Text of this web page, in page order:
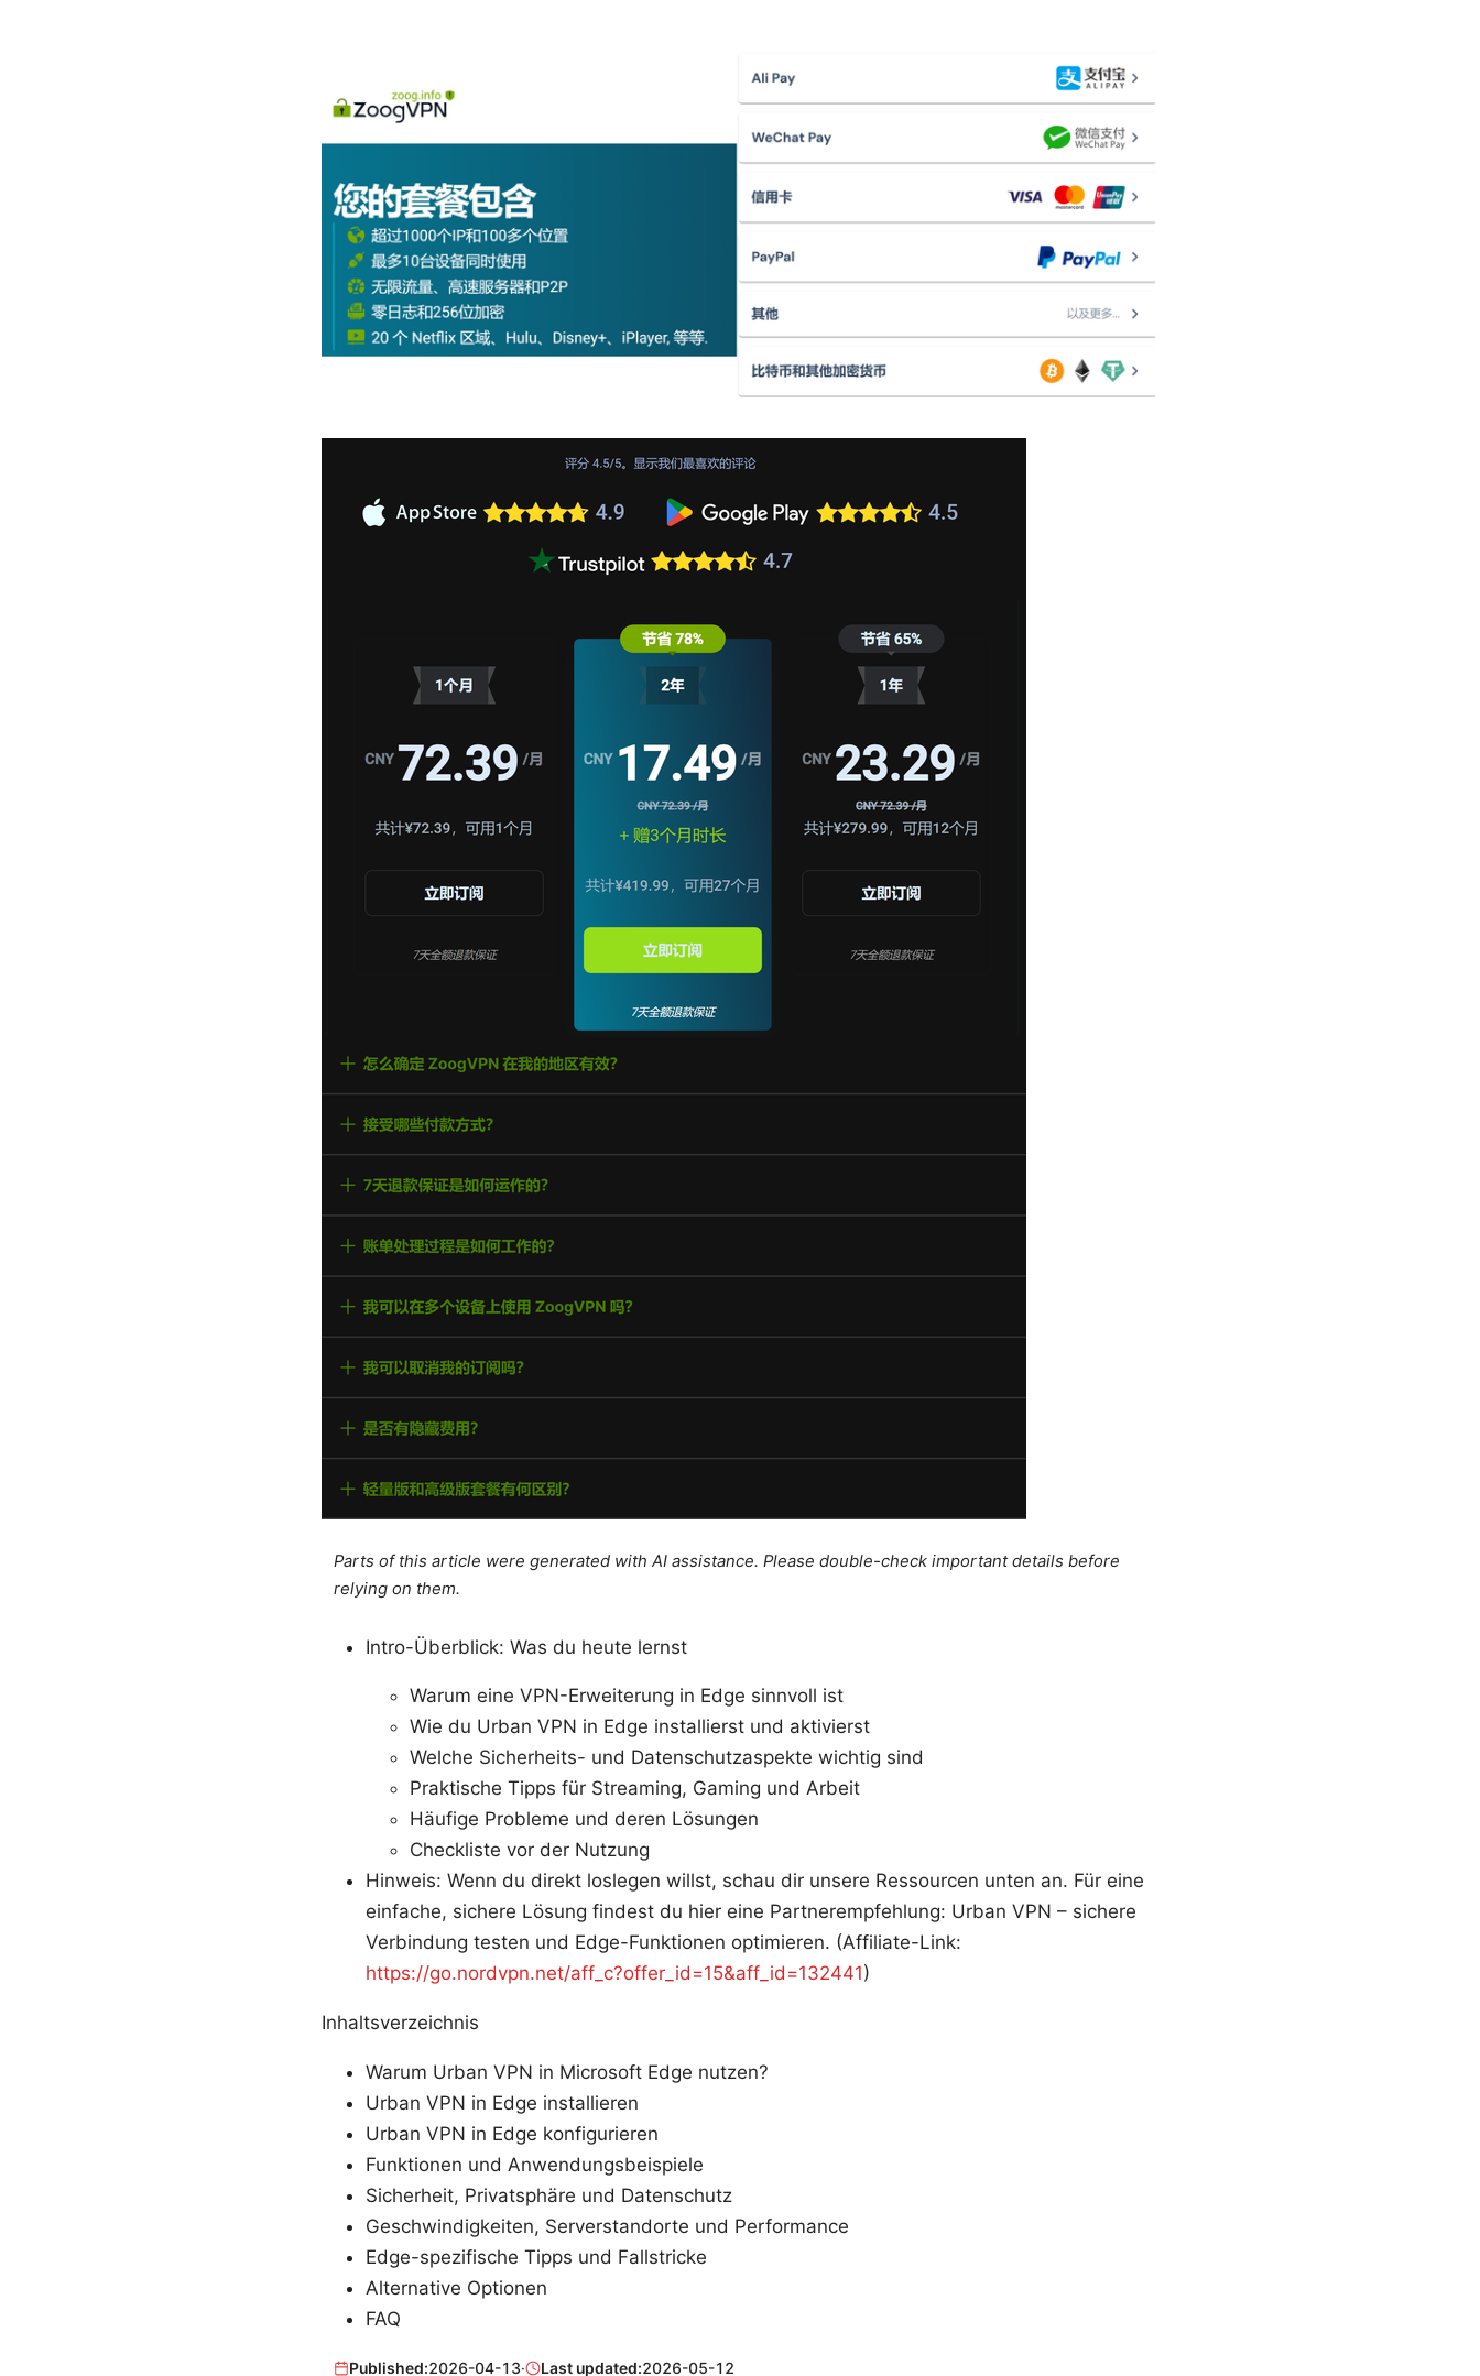
Parts of this article were generated with AI assistance. Please double-check important details before
relying on them.
Intro-Überblick: Was du heute lernst
Warum eine VPN-Erweiterung in Edge sinnvoll ist
Wie du Urban VPN in Edge installierst und aktivierst
Welche Sicherheits- und Datenschutzaspekte wichtig sind
Praktische Tipps für Streaming, Gaming und Arbeit
Häufige Probleme und deren Lösungen
Checkliste vor der Nutzung
Hinweis: Wenn du direkt loslegen willst, schau dir unsere Ressourcen unten an. Für eine
einfache, sichere Lösung findest du hier eine Partnerempfehlung: Urban VPN – sichere
Verbindung testen und Edge-Funktionen optimieren. (Affiliate-Link:
https://go.nordvpn.net/aff_c?offer_id=15&aff_id=132441)
Inhaltsverzeichnis
Warum Urban VPN in Microsoft Edge nutzen?
Urban VPN in Edge installieren
Urban VPN in Edge konfigurieren
Funktionen und Anwendungsbeispiele
Sicherheit, Privatsphäre und Datenschutz
Geschwindigkeiten, Serverstandorte und Performance
Edge-spezifische Tipps und Fallstricke
Alternative Optionen
FAQ
Published:2026-04-13· Last updated:2026-05-12